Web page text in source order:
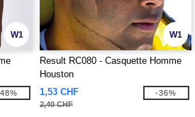
W1 W1
Result RC080 - Casquette Homme
Houston
1,53 CHF
2,40 CHF
-36%